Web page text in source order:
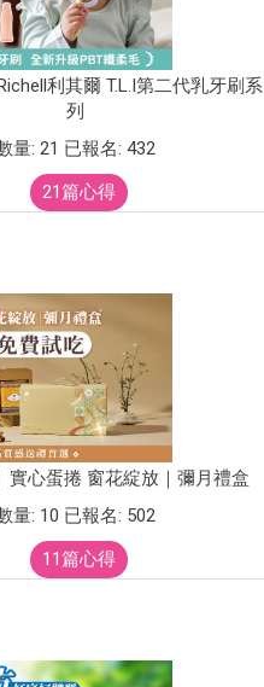
利其爾 T.L.I第二代乳牙刷系
列
量: 21 已報名: 432
21篇心得
實心蛋捲 窗花綻放｜彌月禮盒
量: 10 已報名: 502
11篇心得